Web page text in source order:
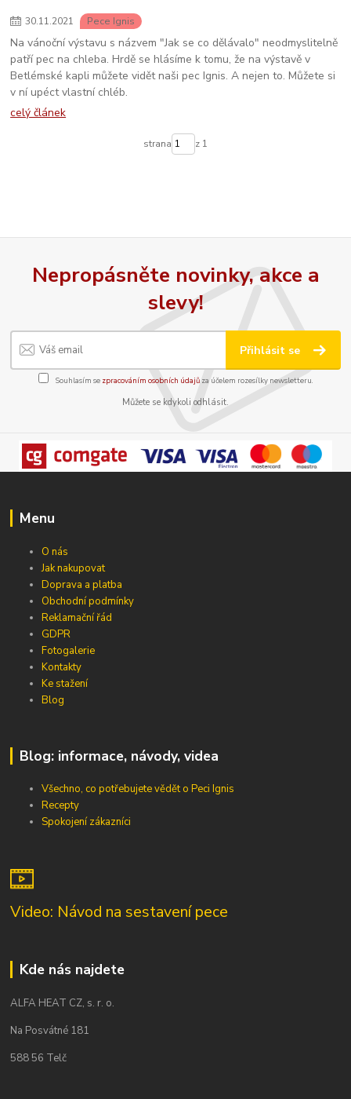
30.11.2021 Pece Ignis
Na vánoční výstavu s názvem "Jak se co dělávalo" neodmyslitelně
patří pec na chleba. Hrdě se hlásíme k tomu, že na výstavě v
Betlémské kapli můžete vidět naši pec Ignis. A nejen to. Můžete si
v ní upéct vlastní chléb.
celý článek
strana z 1
Nepropásněte novinky, akce a
slevy!
Přihlásit se
Souhlasím se zpracováním osobních údajůza účelem rozesílky newsletteru.
Můžete se kdykoli odhlásit.
Menu
O nás
Jak nakupovat
Doprava a platba
Obchodní podmínky
Reklamační řád
GDPR
Fotogalerie
Kontakty
Ke stažení
Blog
Blog: informace, návody, videa
Všechno, co potřebujete vědět o Peci Ignis
Recepty
Spokojení zákazníci
Video: Návod na sestavení pece
Kde nás najdete
ALFA HEAT CZ, s. r. o.
Na Posvátné 181
588 56 Telč